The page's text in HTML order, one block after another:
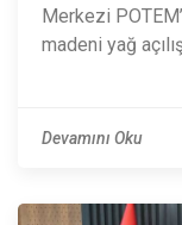
Merkezi
madeni yağ
Devamını Oku